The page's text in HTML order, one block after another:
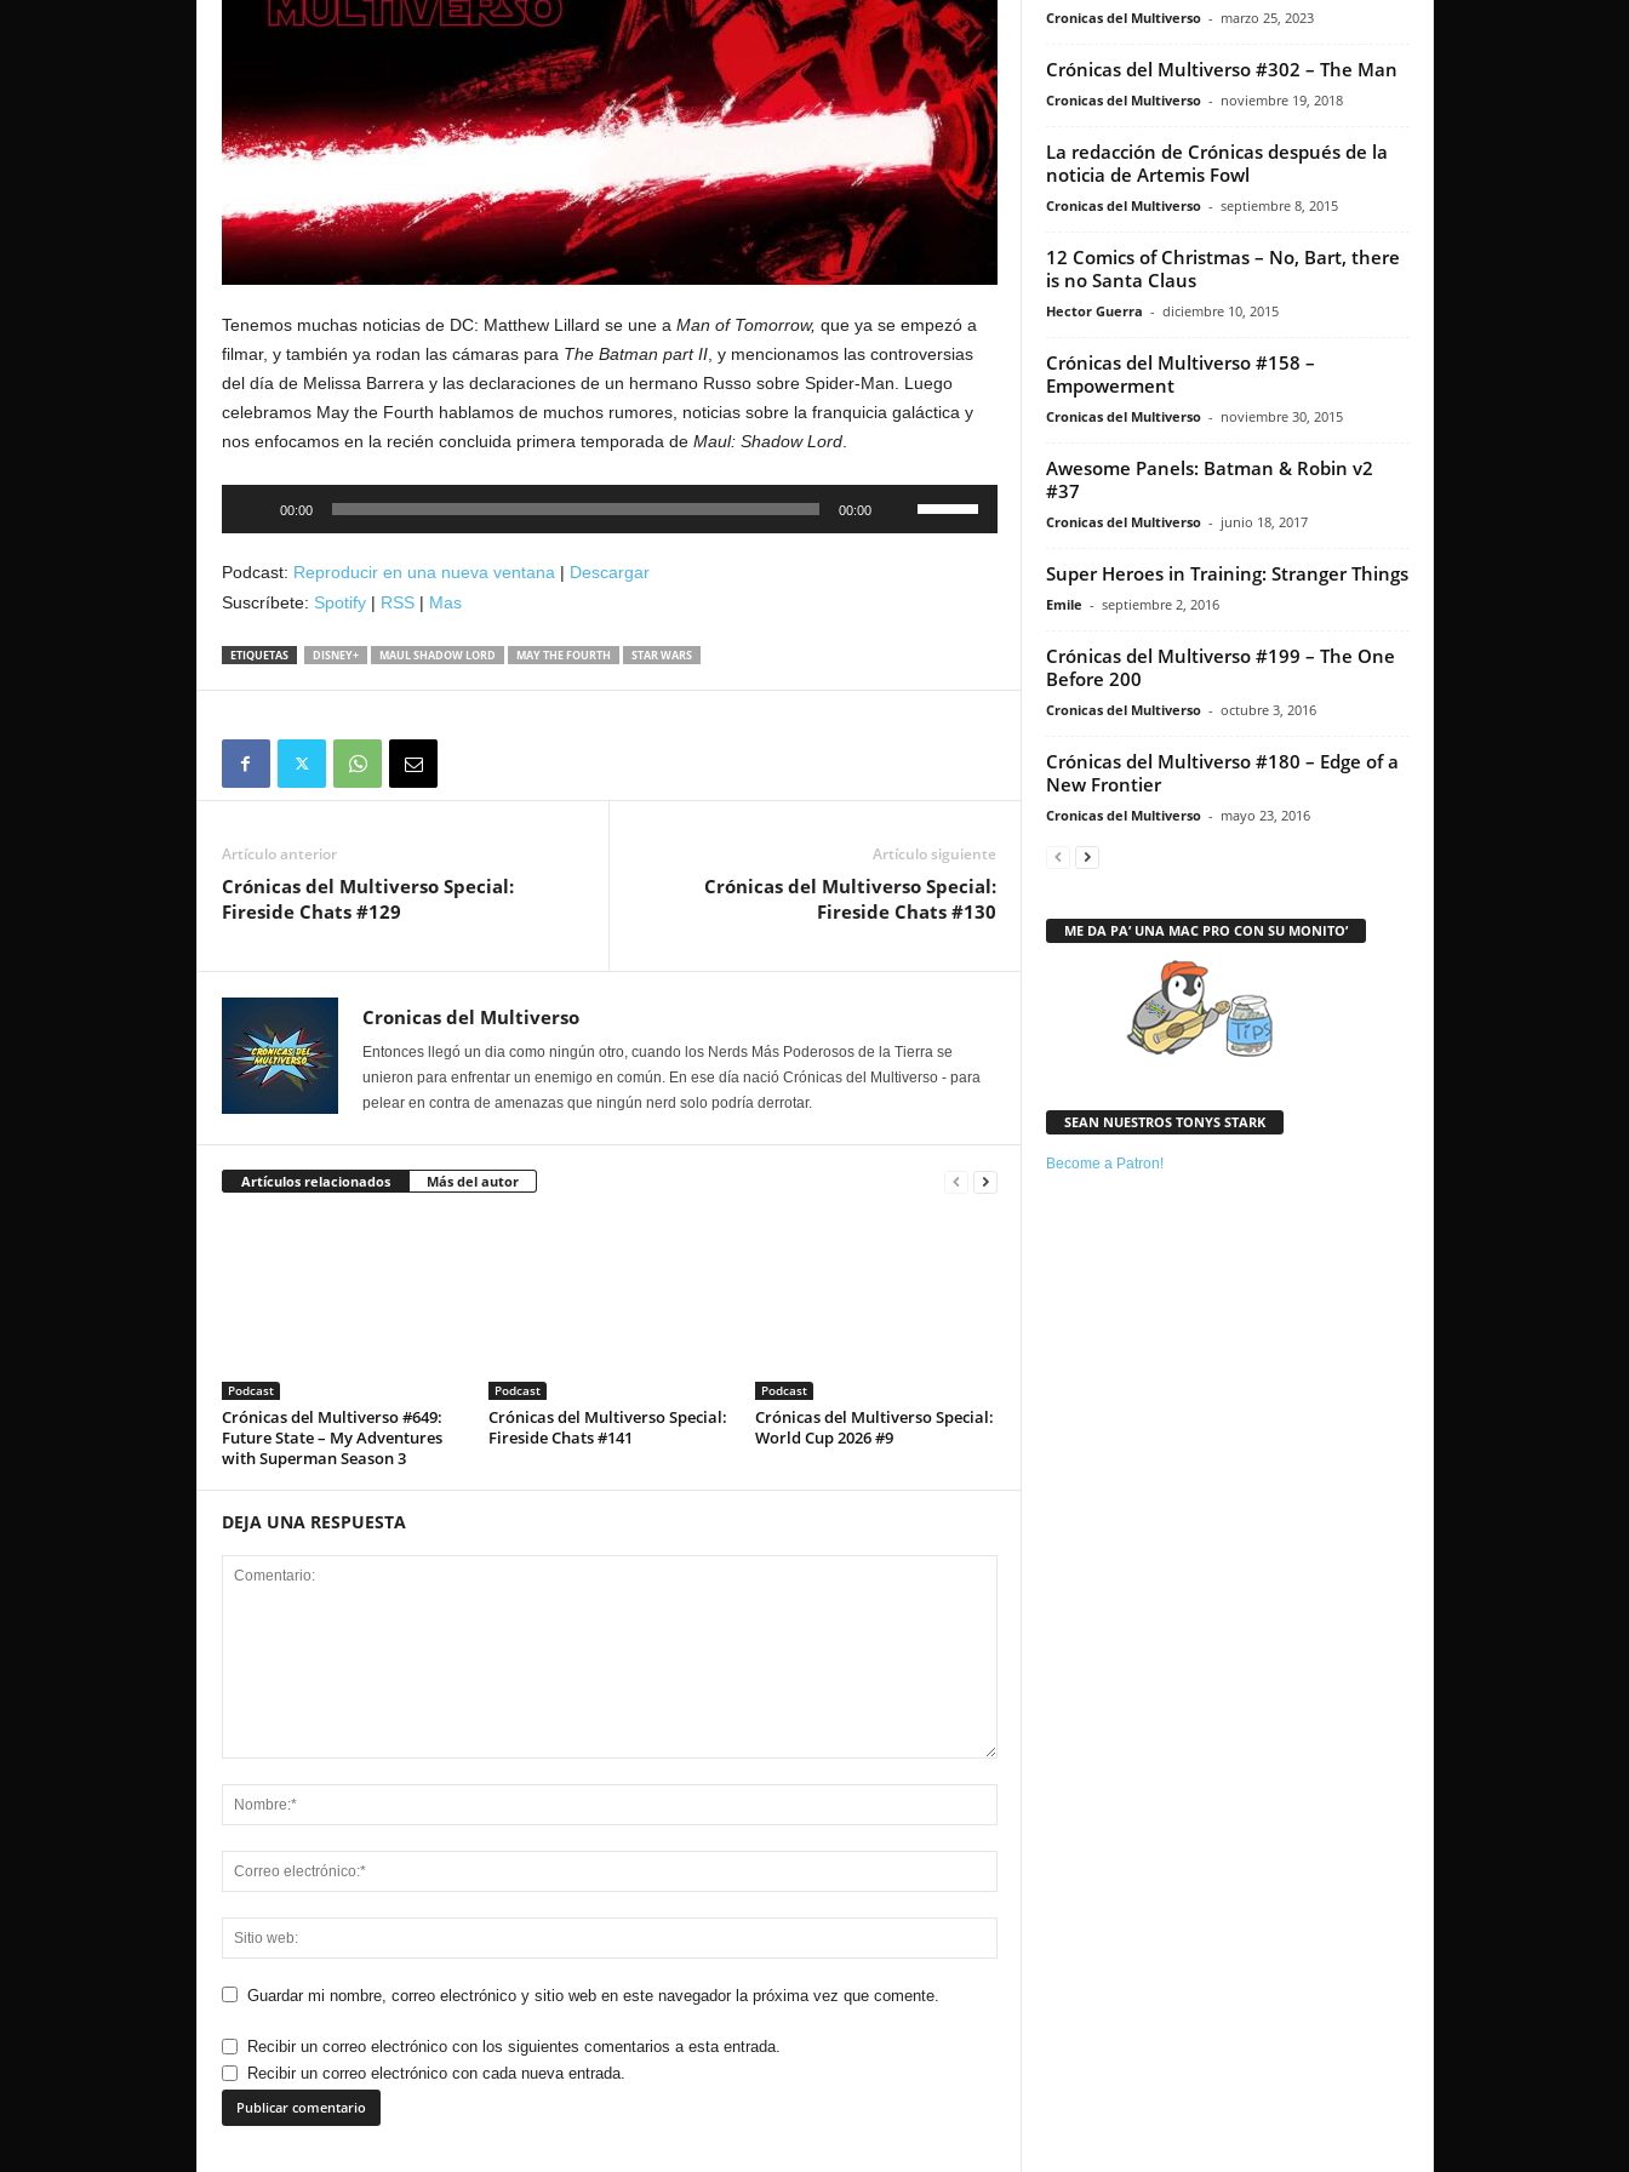
Tenemos muchas noticias de DC: Matthew Lillard se une a Man of Tomorrow, que ya se empezó a
filmar, y también ya rodan las cámaras para The Batman part II, y mencionamos las controversias
del día de Melissa Barrera y las declaraciones de un hermano Russo sobre Spider-Man. Luego
celebramos May the Fourth hablamos de muchos rumores, noticias sobre la franquicia galáctica y
nos enfocamos en la recién concluida primera temporada de Maul: Shadow Lord.
00:00 00:00
Podcast: Reproducir en una nueva ventana| Descargar
Suscríbete: Spotify| RSS| Mas
ETIQUETAS DISNEY+ MAUL SHADOW LORD MAY THE FOURTH STAR WARS
Artículo anterior
Crónicas del Multiverso Special:
Fireside Chats #129
Artículo siguiente
Crónicas del Multiverso Special:
Fireside Chats #130
Cronicas del Multiverso
Entonces llegó un dia como ningún otro, cuando los Nerds Más Poderosos de la Tierra se
unieron para enfrentar un enemigo en común. En ese día nació Crónicas del Multiverso - para
pelear en contra de amenazas que ningún nerd solo podría derrotar.
Artículos relacionados Más del autor
Podcast
Crónicas del Multiverso #649:
Future State – My Adventures
with Superman Season 3
Podcast
Crónicas del Multiverso Special:
Fireside Chats #141
Podcast
Crónicas del Multiverso Special:
World Cup 2026 #9
DEJA UNA RESPUESTA
Guardar mi nombre, correo electrónico y sitio web en este navegador la próxima vez que comente.
Recibir un correo electrónico con los siguientes comentarios a esta entrada.
Recibir un correo electrónico con cada nueva entrada.
Cronicas del Multiverso - marzo 25, 2023
Crónicas del Multiverso #302 – The Man
Cronicas del Multiverso - noviembre 19, 2018
La redacción de Crónicas después de la
noticia de Artemis Fowl
Cronicas del Multiverso - septiembre 8, 2015
12 Comics of Christmas – No, Bart, there
is no Santa Claus
Hector Guerra - diciembre 10, 2015
Crónicas del Multiverso #158 –
Empowerment
Cronicas del Multiverso - noviembre 30, 2015
Awesome Panels: Batman & Robin v2
#37
Cronicas del Multiverso - junio 18, 2017
Super Heroes in Training: Stranger Things
Emile - septiembre 2, 2016
Crónicas del Multiverso #199 – The One
Before 200
Cronicas del Multiverso - octubre 3, 2016
Crónicas del Multiverso #180 – Edge of a
New Frontier
Cronicas del Multiverso - mayo 23, 2016
ME DA PA’ UNA MAC PRO CON SU MONITO’
SEAN NUESTROS TONYS STARK
Become a Patron!